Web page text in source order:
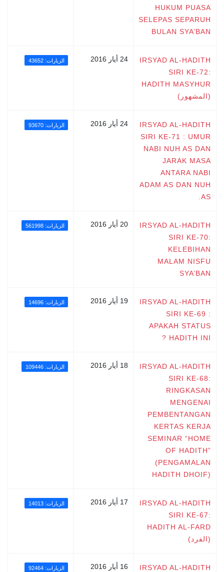
HUKUM PUASA
SELEPAS SEPARUH
BULAN SYA’BAN
IRSYAD AL-HADITH
SIRI KE-72:
HADITH MASYHUR
(المشهور)
24 أيار 2016 الزيارات: 43652
IRSYAD AL-HADITH
SIRI KE-71 : UMUR
NABI NUH AS DAN
JARAK MASA
ANTARA NABI
ADAM AS DAN NUH
AS.
24 أيار 2016 الزيارات: 93670
IRSYAD AL-HADITH
SIRI KE-70:
KELEBIHAN
MALAM NISFU
SYA’BAN
20 أيار 2016 الزيارات: 561998
IRSYAD AL-HADITH
SIRI KE-69 :
APAKAH STATUS
HADITH INI ?
19 أيار 2016 الزيارات: 14696
IRSYAD AL-HADITH
SIRI KE-68:
RINGKASAN
MENGENAI
PEMBENTANGAN
KERTAS KERJA
SEMINAR “HOME
OF HADITH”
(PENGAMALAN
HADITH DHOIF)
18 أيار 2016 الزيارات: 109446
IRSYAD AL-HADITH
SIRI KE-67:
HADITH AL-FARD
(الفرد)
17 أيار 2016 الزيارات: 14013
IRSYAD AL-HADITH
16 أيار 2016 الزيارات: 92464